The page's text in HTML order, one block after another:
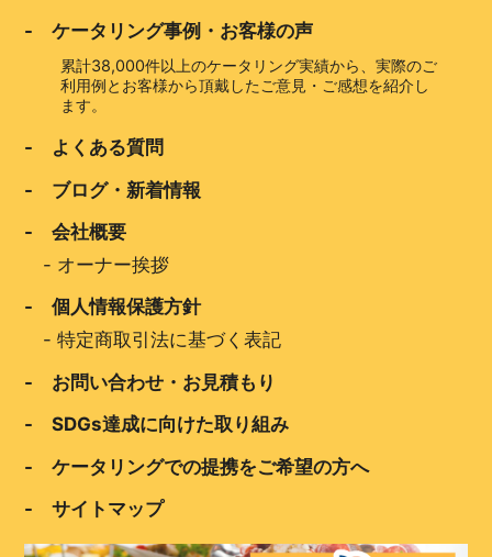
- ケータリング事例・お客様の声
累計38,000件以上のケータリング実績から、実際のご
利用例とお客様から頂戴したご意見・ご感想を紹介し
ます。
- よくある質問
- ブログ・新着情報
- 会社概要
- オーナー挨拶
- 個人情報保護方針
-特定商取引法に基づく表記
- お問い合わせ・お見積もり
- SDGs達成に向けた取り組み
- ケータリングでの提携をご希望の方へ
- サイトマップ